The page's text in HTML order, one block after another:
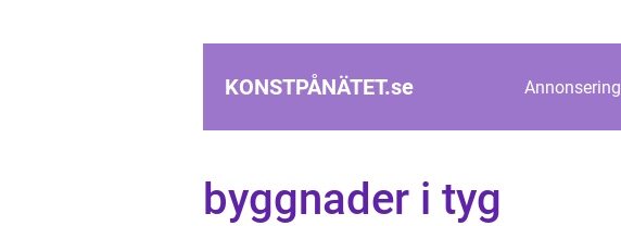
KONSTPÅNÄTET.se Annonsering
byggnader i tyg